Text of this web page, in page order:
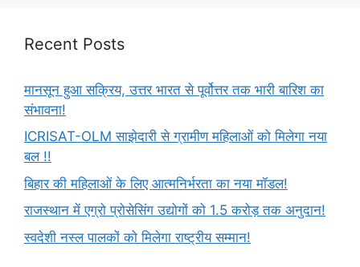
Recent Posts
मानसून हुआ सक्रिय, उत्तर भारत से पूर्वोत्तर तक भारी बारिश का
संभावना!
ICRISAT-OLM साझेदारी से ग्रामीण महिलाओं को मिलेगा नया
बल !!
बिहार की महिलाओं के लिए आत्मनिर्भरता का नया मॉडल!
राजस्थान में एग्रो प्रोसेसिंग उद्योगों को 1.5 करोड़ तक अनुदान!
स्वदेशी नस्ल पालकों को मिलेगा राष्ट्रीय सम्मान!